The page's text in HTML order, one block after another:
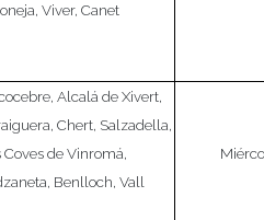
Viver, Canet
Alcalá de Xivert,
Chert, Salzadella,
Coves de Vinromá,
Benlloch, Vall